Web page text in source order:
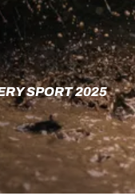
SPORT 2025